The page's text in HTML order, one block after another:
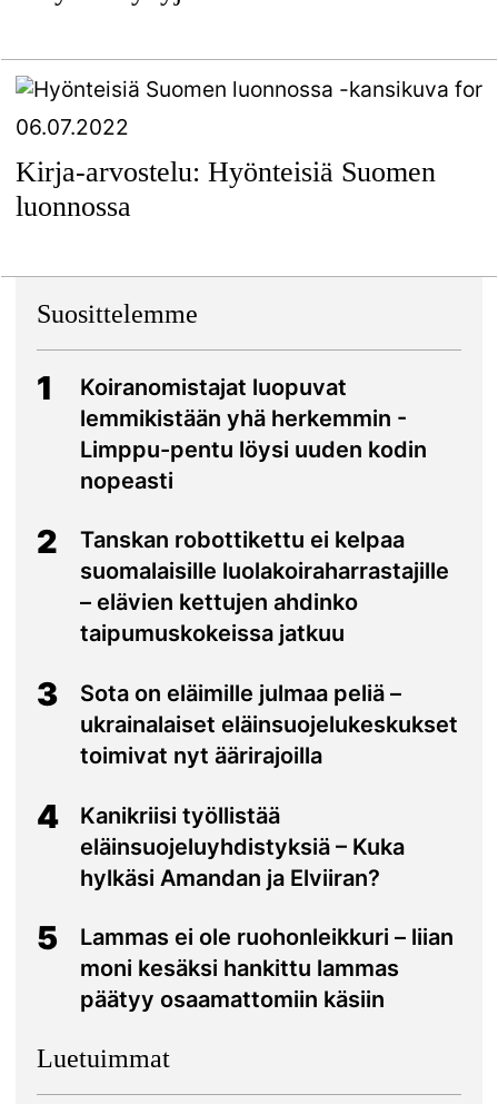
06.07.2022
Kirja-arvostelu: Hyönteisiä Suomen
luonnossa
Suosittelemme
1
Koiranomistajat luopuvat
lemmikistään yhä herkemmin -
Limppu-pentu löysi uuden kodin
nopeasti
2
Tanskan robottikettu ei kelpaa
suomalaisille luolakoiraharrastajille
– elävien kettujen ahdinko
taipumuskokeissa jatkuu
3
Sota on eläimille julmaa peliä –
ukrainalaiset eläinsuojelukeskukset
toimivat nyt äärirajoilla
4
Kanikriisi työllistää
eläinsuojeluyhdistyksiä – Kuka
hylkäsi Amandan ja Elviiran?
5
Lammas ei ole ruohonleikkuri – liian
moni kesäksi hankittu lammas
päätyy osaamattomiin käsiin
Luetuimmat